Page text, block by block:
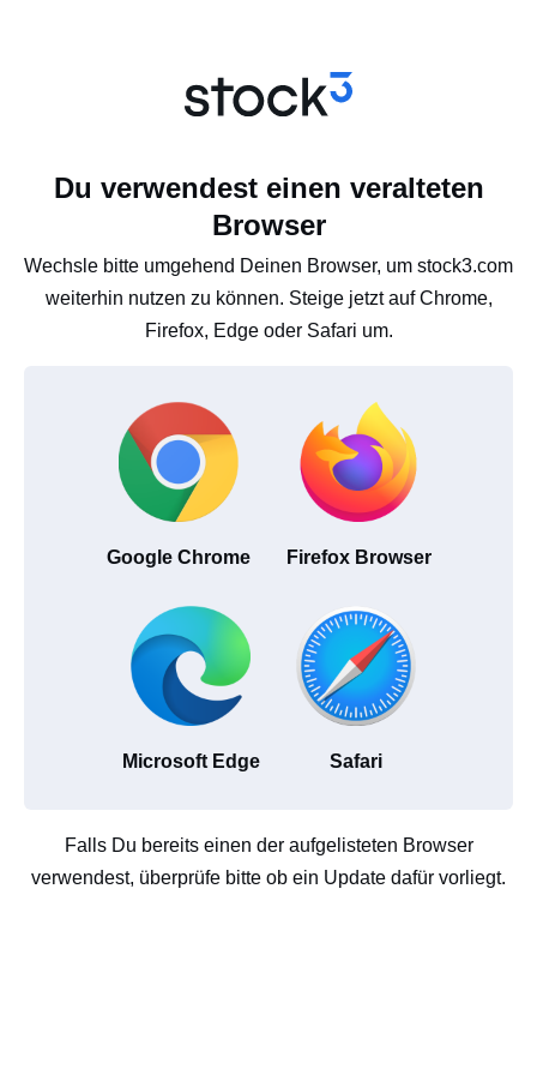
Du verwendest einen veralteten
Browser
Wechsle bitte umgehend Deinen Browser, um stock3.com
weiterhin nutzen zu können. Steige jetzt auf Chrome,
Firefox, Edge oder Safari um.
Google Chrome Firefox Browser
Microsoft Edge Safari
Falls Du bereits einen der aufgelisteten Browser
verwendest, überprüfe bitte ob ein Update dafür vorliegt.